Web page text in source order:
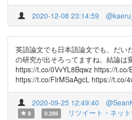
2020-12-08 23:14:59
英語論文でも日本語論文でも、だい
の研究が出そろってますね。結論は
https://t.co/0VvYL8Bqwz https://t.co/
https://t.co/FlrMSaAgcL https://t.co/
2020-09-25 12:49:40
8
0.289 リツイート・ネッ